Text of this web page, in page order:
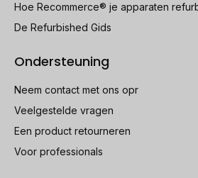
Hoe Recommerce® je apparaten
De Refurbished Gids
Ondersteuning
Neem contact met ons opr
Veelgestelde vragen
Een product retourneren
Voor professionals